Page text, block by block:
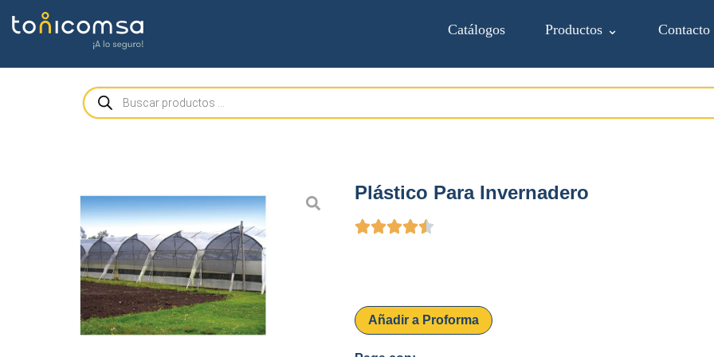
Catálogos Productos ⌄ Contacto
Plástico Para Invernadero
Añadir a Proforma